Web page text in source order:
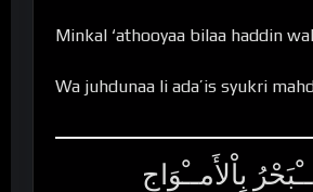
Minkal ‘athooyaa bilaa haddin
Wa juhdunaa li ada’is syukri
بِاْلأَمــْوَاجِ